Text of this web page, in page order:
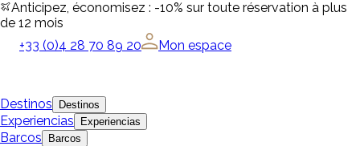
Anticipez, économisez : -10% sur toute réservation à plus
de 12 mois
+33 (0)4 28 70 89 20
Mon espace
Destinos Destinos
Experiencias Experiencias
Barcos Barcos